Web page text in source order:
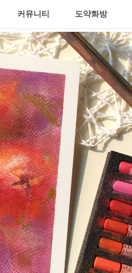
커뮤니티 도약화방